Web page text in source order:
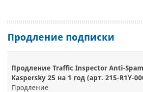
Продление подписки
Продление Traffic Inspector Anti-
Kaspersky 25 на 1 год (арт. 215-R1Y-
Продление